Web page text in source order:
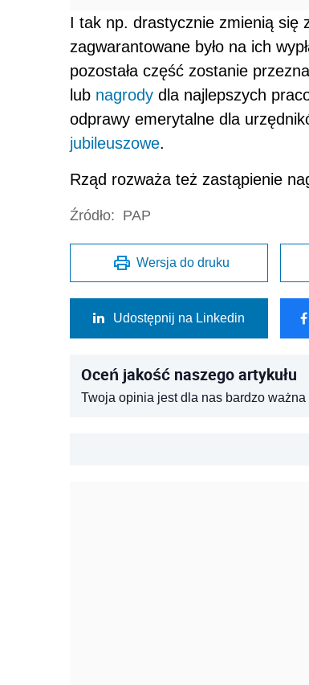
I tak np. drastycznie zmienią się
zagwarantowane było na ich
pozostała część zostanie
lub nagrody dla najlepszych
odprawy emerytalne dla
jubileuszowe.
Rząd rozważa też zastąpienie
Źródło: PAP
Wersja do druku
Udostępnij na Linkedin
Oceń jakość naszego artykułu
Twoja opinia jest dla nas bardzo ważna